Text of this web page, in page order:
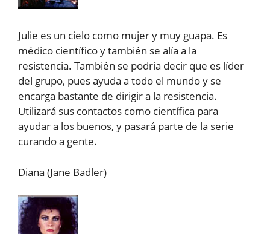
Julie es un cielo como mujer y muy guapa. Es
médico científico y también se alía a la
resistencia. También se podría decir que es líder
del grupo, pues ayuda a todo el mundo y se
encarga bastante de dirigir a la resistencia.
Utilizará sus contactos como científica para
ayudar a los buenos, y pasará parte de la serie
curando a gente.
Diana (Jane Badler)